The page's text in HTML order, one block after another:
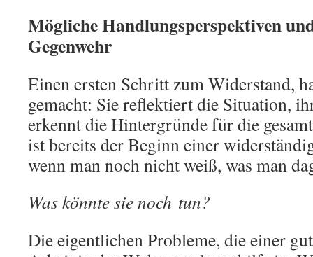
Mögliche Handlungsperspektiven
Gegenwehr
Einen ersten Schritt zum Widerstand,
gemacht: Sie reflektiert die Situation,
erkennt die Hintergründe für die
ist bereits der Beginn einer
wenn man noch nicht weiß, was man
Was könnte sie noch tun?
Die eigentlichen Probleme, die einer